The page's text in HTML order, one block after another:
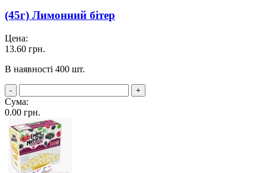
(45г) Лимонний бітер
Цена:
13.60 грн.
В наявності 400 шт.
- +
Сума:
0.00 грн.